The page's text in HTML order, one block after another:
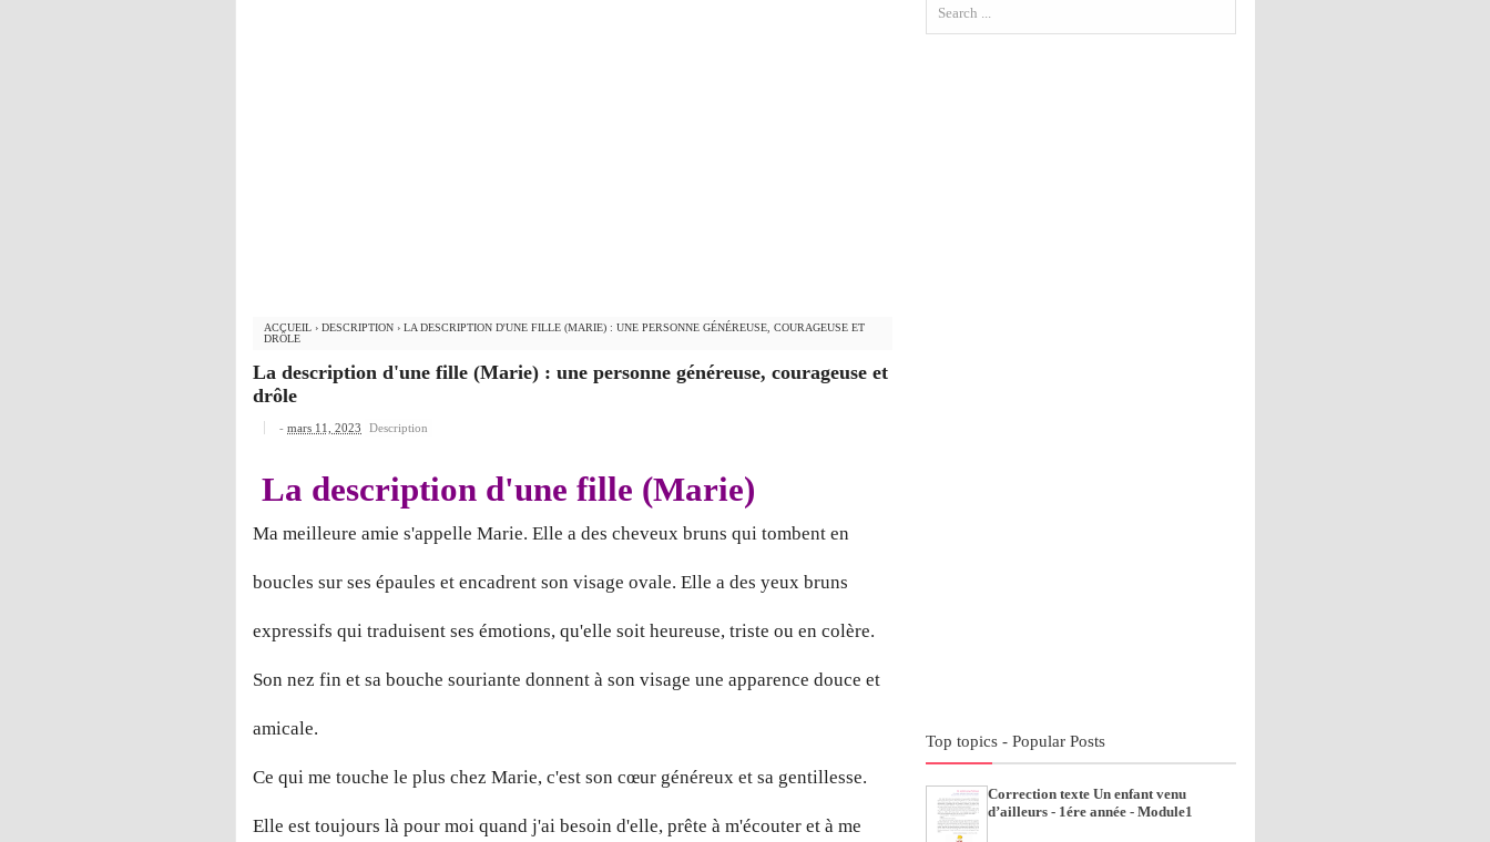
ACCUEIL › DESCRIPTION › LA DESCRIPTION D'UNE FILLE (MARIE) : UNE PERSONNE GÉNÉREUSE, COURAGEUSE ET
DRÔLE
La description d'une fille (Marie) : une personne généreuse, courageuse et
drôle
- mars 11, 2023 Description
La description d'une fille (Marie)
Ma meilleure amie s'appelle Marie. Elle a des cheveux bruns qui tombent en
boucles sur ses épaules et encadrent son visage ovale. Elle a des yeux bruns
expressifs qui traduisent ses émotions, qu'elle soit heureuse, triste ou en colère.
Son nez fin et sa bouche souriante donnent à son visage une apparence douce et
amicale.
Ce qui me touche le plus chez Marie, c'est son cœur généreux et sa gentillesse.
Elle est toujours là pour moi quand j'ai besoin d'elle, prête à m'écouter et à me
Top topics - Popular Posts
Correction texte Un enfant venu
d’ailleurs - 1ére année - Module1